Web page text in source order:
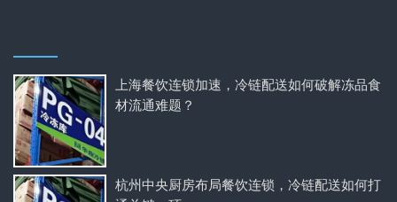
上海餐饮连锁加速，冷链配送如何破解冻品食
材流通难题？
杭州中央厨房布局餐饮连锁，冷链配送如何打